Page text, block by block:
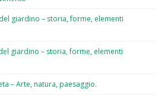
giardino – storia, forme, elementi
giardino – storia, forme, elementi
– Arte, natura, paesaggio.